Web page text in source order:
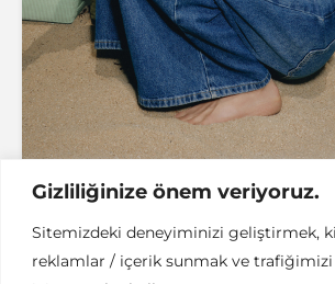
Gizliliğinize önem veriyoruz.
Sitemizdeki deneyiminizi geliştirmek,
reklamlar / içerik sunmak ve
Chado: The Way of Tea